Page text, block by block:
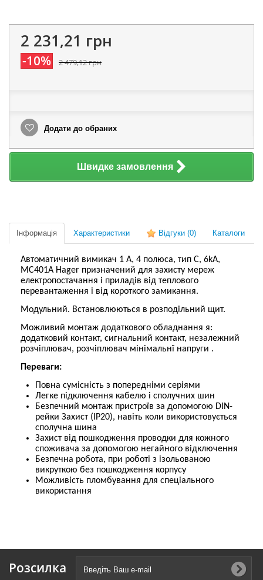
2 231,21 грн
-10% 2 479,12 грн
Додати до обраних
Швидке замовлення
Інформація Характеристики Відгуки (0) Каталоги
Автоматичний вимикач 1 А, 4 полюса, тип C, 6kA,
MC401A Hager призначений для захисту мереж
електропостачання і приладів від теплового
перевантаження і від короткого замикання.
Модульний. Встановлюються в розподільний щит.
Можливий монтаж додаткового обладнання я:
додатковий контакт, сигнальний контакт, незалежний
розчіплювач, розчіплювач мінімальнї напруги .
Переваги:
Повна сумісність з попередніми серіями
Легке підключення кабелю і сполучних шин
Безпечний монтаж пристроїв за допомогою DIN-
рейки Захист (IP20), навіть коли використовується
сполучна шина
Захист від пошкодження проводки для кожного
споживача за допомогою негайного відключення
Безпечна робота, при роботі з ізольованою
викруткою без пошкодження корпусу
Можливість пломбування для спеціального
використання
Розсилка